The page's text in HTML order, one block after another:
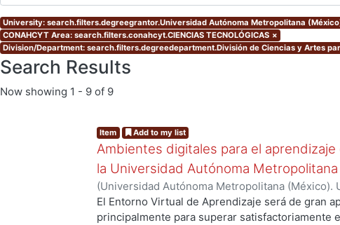
University: search.filters.degreegrantor.Universidad Autónoma Metropolitana
CONAHCYT Area: search.filters.conahcyt.CIENCIAS TECNOLÓGICAS ×
Division/Department: search.filters.degreedepartment.División de Ciencias y Artes
Search Results
Now showing 1 - 9 of 9
Item Add to my list
Ambientes digitales para el
la Universidad Autónoma Metropolitana
(Universidad Autónoma Metropolitana (México).
de Servicios de Información.,2014-07)Falcone
El Entorno Virtual de Aprendizaje será de gran
principalmente para superar satisfactoriamente